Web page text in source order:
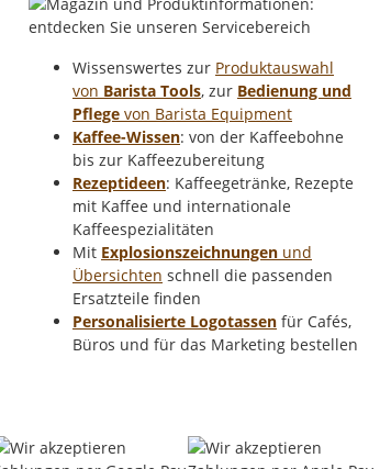
Wissenswertes zur Produktauswahl
von Barista Tools, zur Bedienung und
Pflege von Barista Equipment
Kaffee-Wissen: von der Kaffeebohne
bis zur Kaffeezubereitung
Rezeptideen: Kaffeegetränke, Rezepte
mit Kaffee und internationale
Kaffeespezialitäten
Mit Explosionszeichnungen und
Übersichten schnell die passenden
Ersatzteile finden
Personalisierte Logotassen für Cafés,
Büros und für das Marketing bestellen